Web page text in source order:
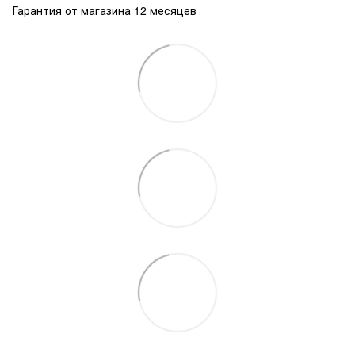
Гарантия от магазина 12 месяцев